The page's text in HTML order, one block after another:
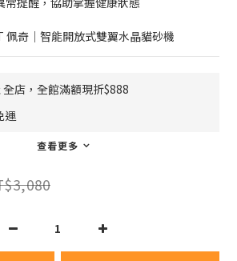
佩奇｜智能開放式雙翼水晶貓砂機
全店，全館滿額現折$888
運
查看更多